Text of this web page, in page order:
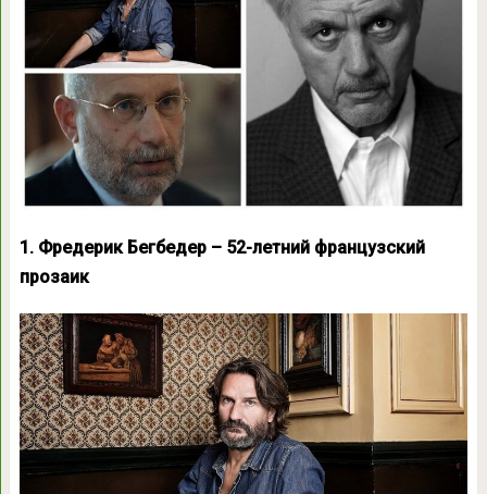
1. Фредерик Бегбедер – 52-летний французский
прозаик